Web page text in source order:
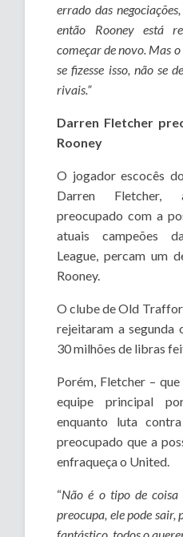
errado das
então Rooney está
começar de novo. Mas
se fizesse isso, não se
rivais.”
Darren Fletcher
Rooney
O jogador escocês
Darren
preocupado com a
atuais campeões
League, percam um
Rooney.
O clube de Old
rejeitaram a segunda
30 milhões de libras
Porém, Fletcher –
equipe principal
enquanto luta
preocupado que a
enfraqueça o United.
“Não é o tipo de coisa
preocupa, ele pode sair,